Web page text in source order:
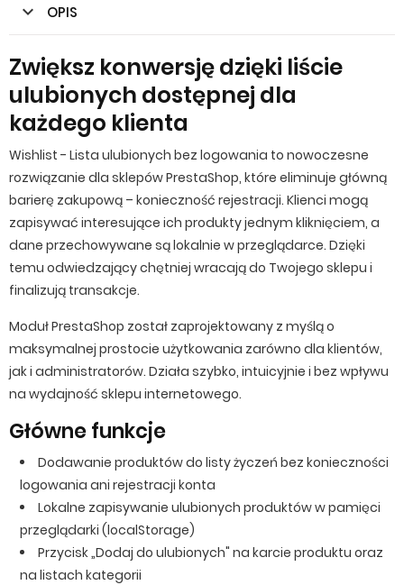
OPIS
Zwiększ konwersję dzięki liście
ulubionych dostępnej dla
każdego klienta
Wishlist - Lista ulubionych bez logowania to nowoczesne
rozwiązanie dla sklepów PrestaShop, które eliminuje główną
barierę zakupową – konieczność rejestracji. Klienci mogą
zapisywać interesujące ich produkty jednym kliknięciem, a
dane przechowywane są lokalnie w przeglądarce. Dzięki
temu odwiedzający chętniej wracają do Twojego sklepu i
finalizują transakcje.
Moduł PrestaShop został zaprojektowany z myślą o
maksymalnej prostocie użytkowania zarówno dla klientów,
jak i administratorów. Działa szybko, intuicyjnie i bez wpływu
na wydajność sklepu internetowego.
Główne funkcje
Dodawanie produktów do listy życzeń bez konieczności
logowania ani rejestracji konta
Lokalne zapisywanie ulubionych produktów w pamięci
przeglądarki (localStorage)
Przycisk „Dodaj do ulubionych" na karcie produktu oraz
na listach kategorii